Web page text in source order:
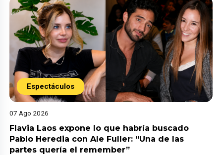
Espectáculos
07 Ago 2026
Flavia Laos expone lo que habría buscado
Pablo Heredia con Ale Fuller: “Una de las
partes quería el remember”